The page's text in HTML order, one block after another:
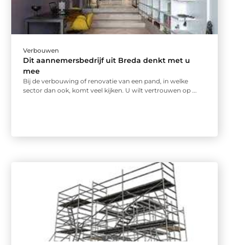
Verbouwen
Dit aannemersbedrijf uit Breda denkt met u
mee
Bij de verbouwing of renovatie van een pand, in welke
sector dan ook, komt veel kijken. U wilt vertrouwen op ...